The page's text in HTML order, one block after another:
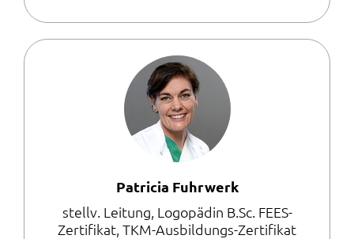
schreiben
Patricia Fuhrwerk
stellv. Leitung, Logopädin B.Sc. FEES-
Zertifikat, TKM-Ausbildungs-Zertifikat